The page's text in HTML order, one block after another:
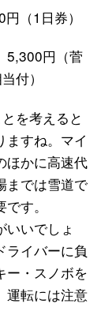
（1日券）
5,300円（菅
付）
を考えると
ますね。マイ
ほかに高速代
までは雪道で
す。
いいでしょ
ライバーに負
ー・スノボを
運転には注意